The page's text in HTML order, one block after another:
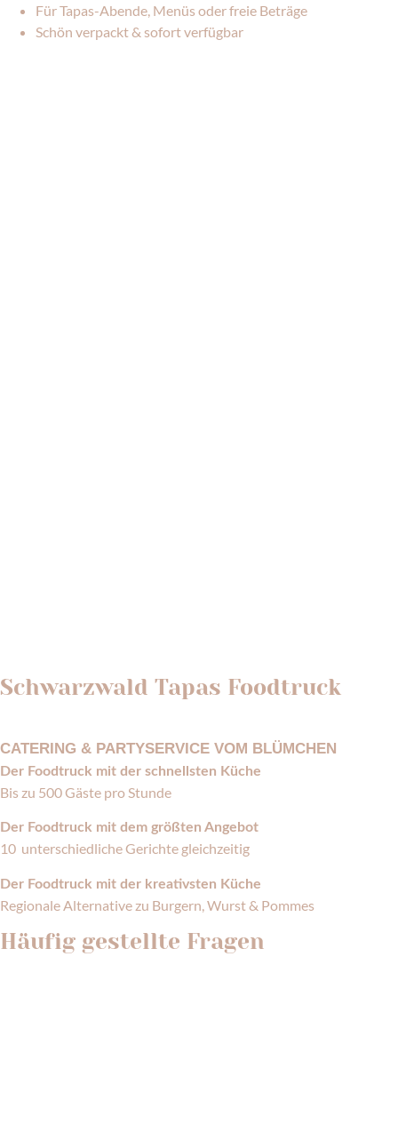
Für Tapas-Abende, Menüs oder freie Beträge
Schön verpackt & sofort verfügbar
Schwarzwald Tapas Foodtruck
CATERING & PARTYSERVICE VOM BLÜMCHEN
Der Foodtruck mit der schnellsten Küche
Bis zu 500 Gäste pro Stunde
Der Foodtruck mit dem größten Angebot
10 unterschiedliche Gerichte gleichzeitig
Der Foodtruck mit der kreativsten Küche
Regionale Alternative zu Burgern, Wurst & Pommes
Häufig gestellte Fragen